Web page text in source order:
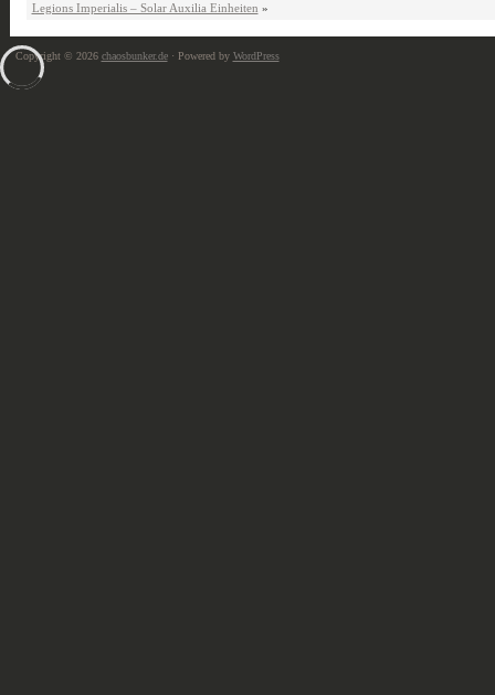
Legions Imperialis – Solar Auxilia Einheiten »
Copyright © 2026 chaosbunker.de· Powered by WordPress